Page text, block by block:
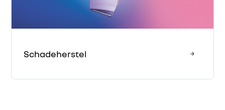
Schadeherstel